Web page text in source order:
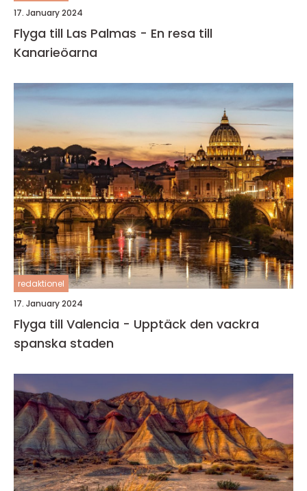
17. January 2024
Flyga till Las Palmas - En resa till
Kanarieöarna
redaktionel
17. January 2024
Flyga till Valencia - Upptäck den vackra
spanska staden